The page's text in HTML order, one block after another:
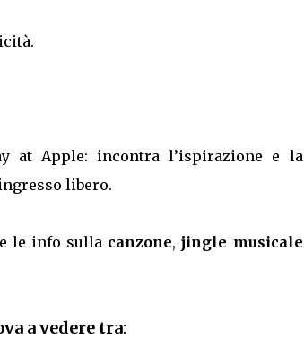
at Apple: incontra l’ispirazione e la
libero.
le info sulla canzone,jingle musicale
a vedere tra: